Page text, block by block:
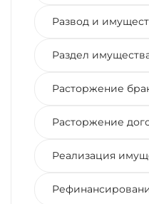
Развод и
Раздел
Расторжение
Расторжение
Реализация